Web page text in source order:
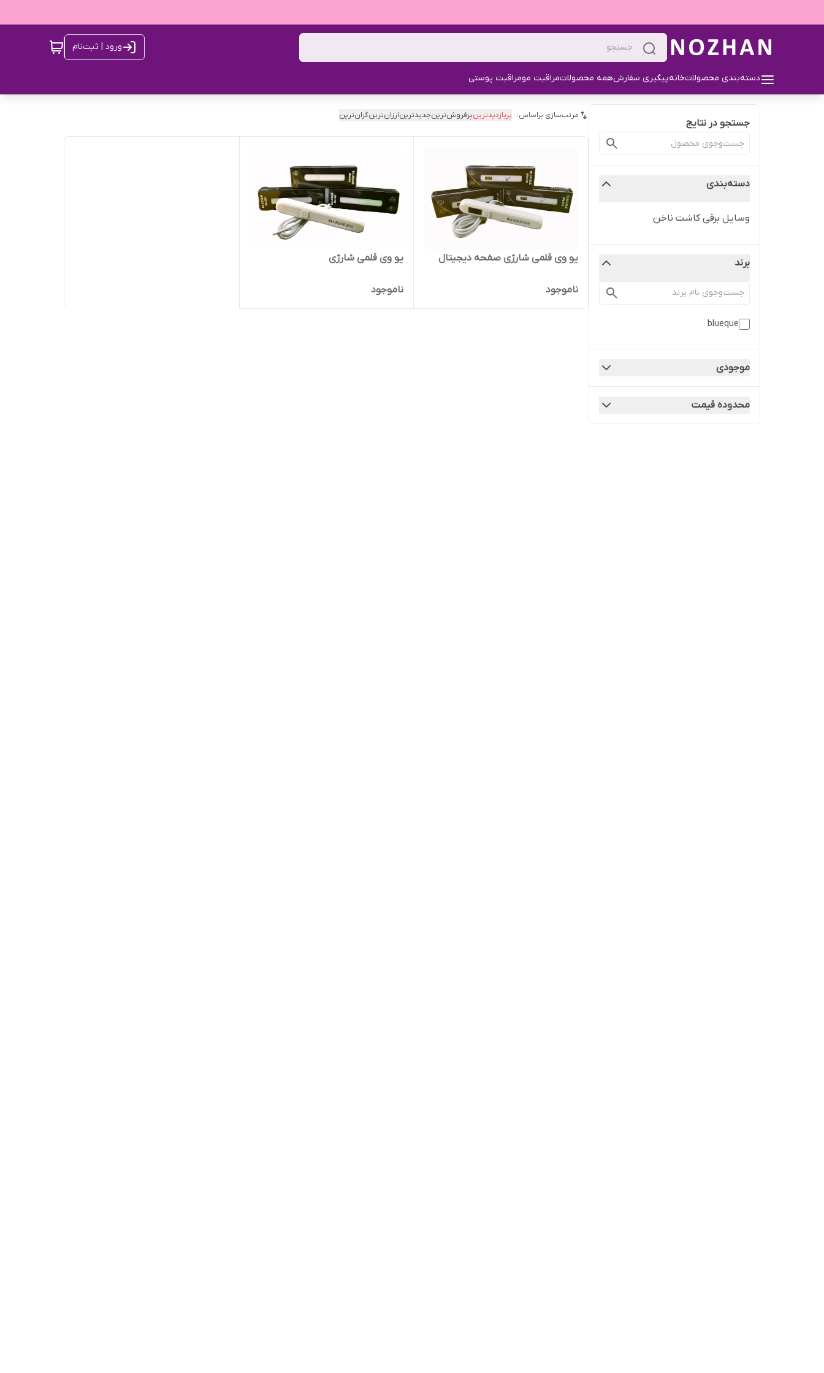
ورود | ثبت‌نام
دسته‌بندی محصولاتخانهپیگیری سفارشهمه محصولاتمراقبت مومراقبت پوستی
جستجو در نتایج
دسته‌بندی
وسایل برقی کاشت ناخن
برند
blueque
موجودی
محدوده قیمت
مرتب‌سازی براساس: پربازدیدترینپرفروش‌ترینجدیدترینارزان‌ترینگران‌ترین
یو وی قلمی شارژی صفحه دیجیتال
ناموجود
یو وی قلمی شارژی
ناموجود